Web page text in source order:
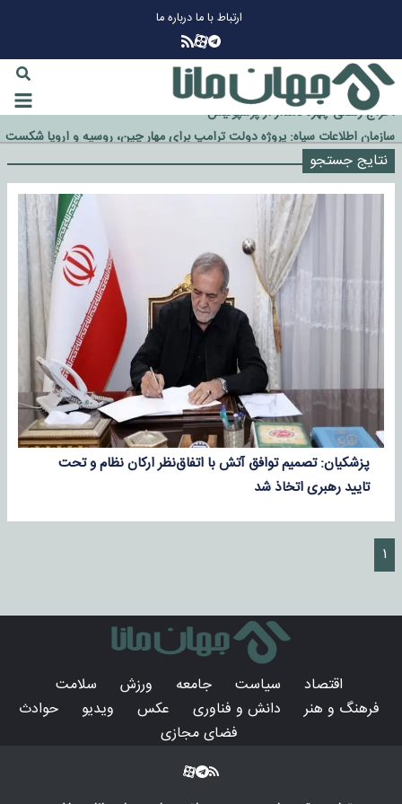
ارتباط با مادرباره ما
گزینه جدایی اوسمار روی میز مدیران پرسپولیس
آیا رئیس جمهور آمریکا قانون را دور می‌زند؟
اخراج رسمی چهره نامدار از پرسپولیس
سازمان اطلاعات سپاه: پروژه دولت ترامپ برای مهار چین، روسیه و اروپا شکست
خورد
نتایج جستجو
پزشکیان: تصمیم توافق آتش‌ با اتفاق‌نظر ارکان نظام و تحت
تایید رهبری اتخاذ شد
۱
اقتصاد سیاست جامعه ورزش
سلامت
فرهنگ و هنر
دانش و فناوری عکس ویدیو
حوادث
فضای مجازی